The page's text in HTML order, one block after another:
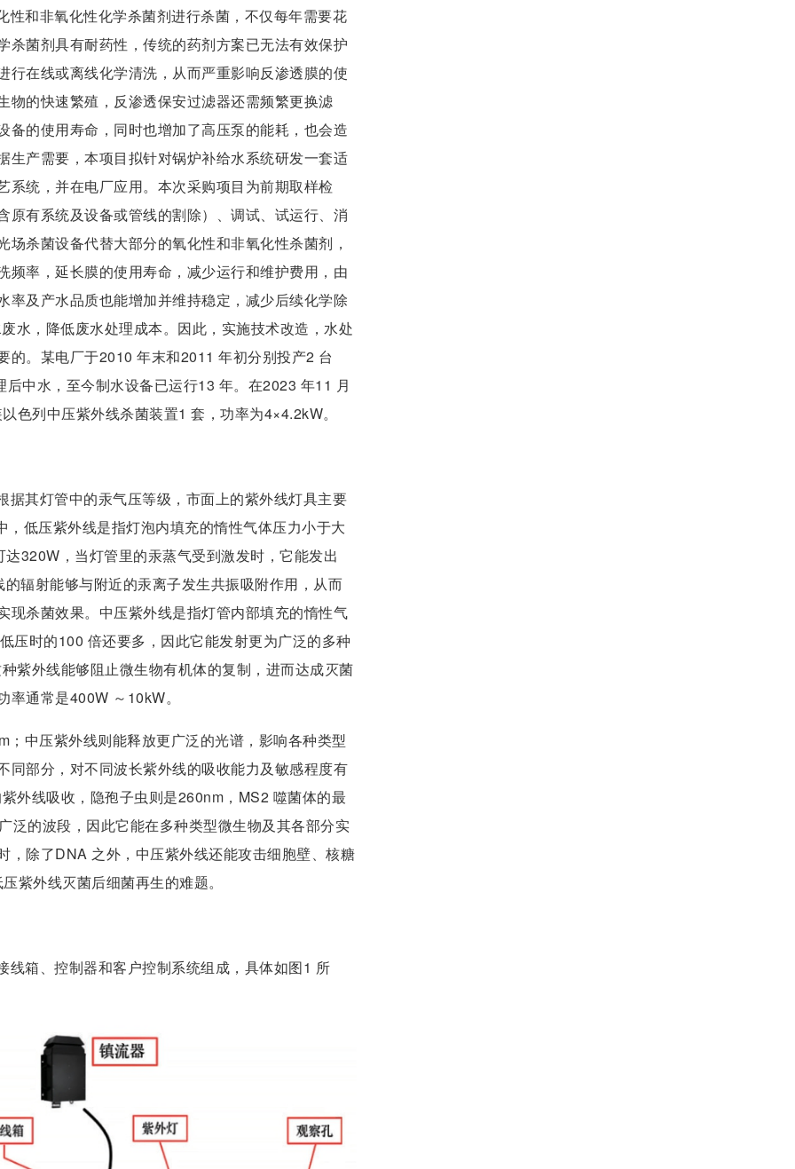
性和非氧化性化学杀菌剂进行杀菌，不仅每年需要花
菌剂具有耐药性，传统的药剂方案已无法有效保护
在线或离线化学清洗，从而严重影响反渗透膜的使
的快速繁殖，反渗透保安过滤器还需频繁更换滤
的使用寿命，同时也增加了高压泵的能耗，也会造
生产需要，本项目拟针对锅炉补给水系统研发一套适
统，并在电厂应用。本次采购项目为前期取样检
有系统及设备或管线的割除）、调试、试运行、消
杀菌设备代替大部分的氧化性和非氧化性杀菌剂，
率，延长膜的使用寿命，减少运行和维护费用，由
及产水品质也能增加并维持稳定，减少后续化学除
水，降低废水处理成本。因此，实施技术改造，水处
的。某电厂于2010 年末和2011 年初分别投产2 台
中水，至今制水设备已运行13 年。在2023 年11 月
色列中压紫外线杀菌装置1 套，功率为4×4.2kW。
据其灯管中的汞气压等级，市面上的紫外线灯具主要
低压紫外线是指灯泡内填充的惰性气体压力小于大
320W，当灯管里的汞蒸气受到激发时，它能发出
辐射能够与附近的汞离子发生共振吸附作用，从而
现杀菌效果。中压紫外线是指灯管内部填充的惰性气
压时的100 倍还要多，因此它能发射更为广泛的多种
紫外线能够阻止微生物有机体的复制，进而达成灭菌
通常是400W ～10kW。
中压紫外线则能释放更广泛的光谱，影响各种类型
同部分，对不同波长紫外线的吸收能力及敏感程度有
外线吸收，隐孢子虫则是260nm，MS2 噬菌体的最
泛的波段，因此它能在多种类型微生物及其各部分实
，除了DNA 之外，中压紫外线还能攻击细胞壁、核糖
紫外线灭菌后细菌再生的难题。
线箱、控制器和客户控制系统组成，具体如图1 所